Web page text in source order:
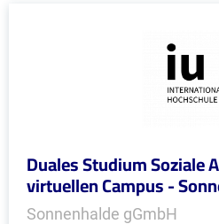
Duales Studium Soziale
virtuellen Campus -
Sonnenhalde gGmbH